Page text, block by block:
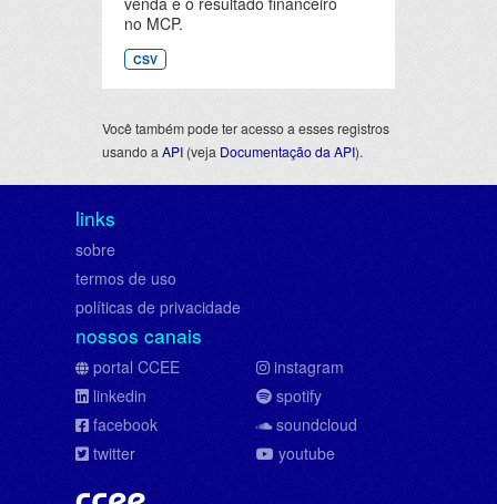
no MCP.
CSV
Você também pode ter acesso a esses registros
usando a API (veja Documentação da API).
links
sobre
termos de uso
políticas de privacidade
nossos canais
portal CCEE
linkedin
facebook
twitter
instagram
spotify
soundcloud
youtube